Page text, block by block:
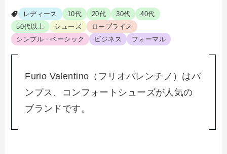
レディース 10代 20代 30代
40代
50代以上
シューズ
ロープライス
シンプル・ベーシック
ビジネス フォーマル
Furio Valentino（フリオバレンチノ）はパ
ンプス、コンフォートシューズが人気の
ブランドです。